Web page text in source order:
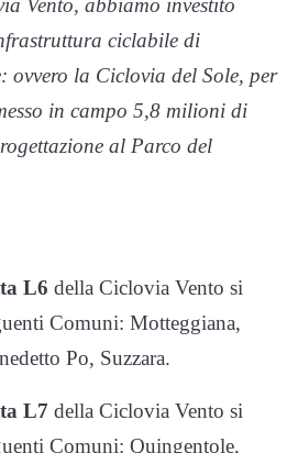
Vento, abbiamo investito
ciclabile di
ovvero la Ciclovia del Sole, per
in campo 5,8 milioni di
al Parco del
L6 della Ciclovia Vento si
Comuni: Motteggiana,
Po, Suzzara.
L7 della Ciclovia Vento si
Comuni: Quingentole,